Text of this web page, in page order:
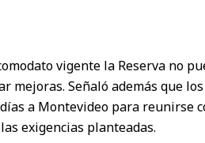
vigente la Reserva no
mejoras. Señaló además que
a Montevideo para reunirse
exigencias planteadas.